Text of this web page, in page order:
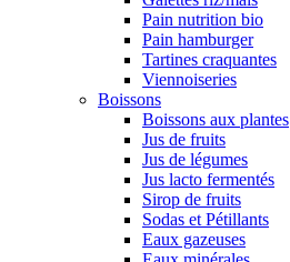
Pain nutrition bio
Pain hamburger
Tartines craquantes
Viennoiseries
Boissons
Boissons aux plantes
Jus de fruits
Jus de légumes
Jus lacto fermentés
Sirop de fruits
Sodas et Pétillants
Eaux gazeuses